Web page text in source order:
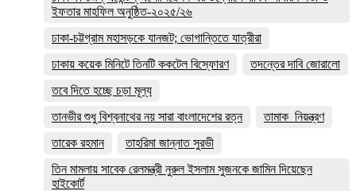
ইফতার মাহফিল অনুষ্ঠিত-২০২৫/২৬
ঢাকা-চট্টগ্রাম মহাসড়কে যানজট; ভোগান্তিতে যাত্রীরা
ঢাকায় কয়েক মিনিটে তিনটি ককটেল বিস্ফোরণ
তদন্তের দাবি জোরালো
তবে দিতে হচ্ছে চড়া মূল্য
তানভীর শুধু বিশ্বনাথের নয় সারা বাংলাদেশের রত্ন
তামাক_নিয়ন্ত্রণ
তারেক রহমান
তাহরিমা জান্নাত সুরভী
তিন মামলায় সাবেক রেলমন্ত্রী নুরুল ইসলাম সুজনকে জামিন দিয়েছেন
হাইকোর্ট